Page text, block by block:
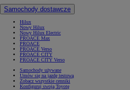
Samochody dostawcze
Hilux
Nowy Hilux
Nowy Hilux Electric
PROACE Max
PROACE
PROACE Verso
PROACE CITY
PROACE CITY Verso
Samochody używane
Umów się na jazdę testową
Zobacz wszystkie cenniki
Konfiguruj swoją Toyotę